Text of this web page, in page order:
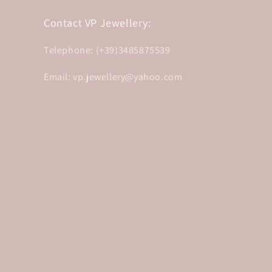
Contact VP Jewellery:
Telephone: (+39)3485875539
Email: vp.jewellery@yahoo.com